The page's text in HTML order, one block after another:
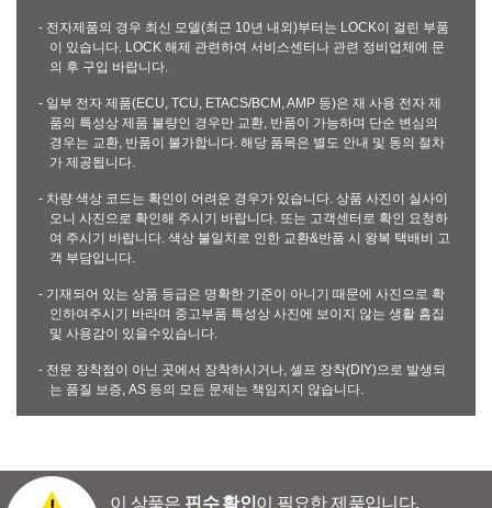
- 전자제품의 경우 최신 모델(최근 10년 내외)부터는 LOCK이 걸린 부품
이 있습니다. LOCK 해제 관련하여 서비스센터나 관련 정비업체에 문
의 후 구입 바랍니다.
- 일부 전자 제품(ECU, TCU, ETACS/BCM, AMP 등)은 재 사용 전자 제
품의 특성상 제품 불량인 경우만 교환, 반품이 가능하며 단순 변심의
경우는 교환, 반품이 불가합니다. 해당 품목은 별도 안내 및 동의 절차
가 제공됩니다.
- 차량 색상 코드는 확인이 어려운 경우가 있습니다. 상품 사진이 실사이
오니 사진으로 확인해 주시기 바랍니다. 또는 고객센터로 확인 요청하
여 주시기 바랍니다. 색상 불일치로 인한 교환&반품 시 왕복 택배비 고
객 부담입니다.
- 기재되어 있는 상품 등급은 명확한 기준이 아니기 때문에 사진으로 확
인하여주시기 바라며 중고부품 특성상 사진에 보이지 않는 생활 흠집
및 사용감이 있을수있습니다.
- 전문 장착점이 아닌 곳에서 장착하시거나, 셀프 장착(DIY)으로 발생되
는 품질 보증, AS 등의 모든 문제는 책임지지 않습니다.
이 상품은 핀수 확인이 필요한 제품입니다.